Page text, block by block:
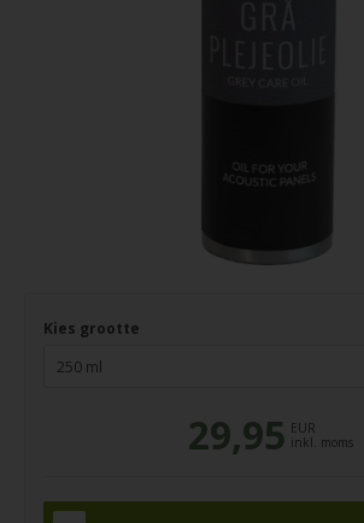
Kies grootte
29,95 EUR
inkl. moms